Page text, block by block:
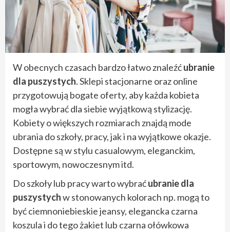
W obecnych czasach bardzo łatwo znaleźćubranie
dla puszystych. Sklepi stacjonarne oraz online
przygotowują bogate oferty, aby każda kobieta
mogła wybrać dla siebie wyjątkową stylizację.
Kobiety o większych rozmiarach znajdą mode
ubrania do szkoły, pracy, jak i na wyjątkowe okazje.
Dostępne są w stylu casualowym, eleganckim,
sportowym, nowoczesnym itd.
Do szkoły lub pracy warto wybraćubranie dla
puszystychw stonowanych kolorach np. mogą to
być ciemnoniebieskie jeansy, elegancka czarna
koszula i do tego żakiet lub czarna ołówkowa